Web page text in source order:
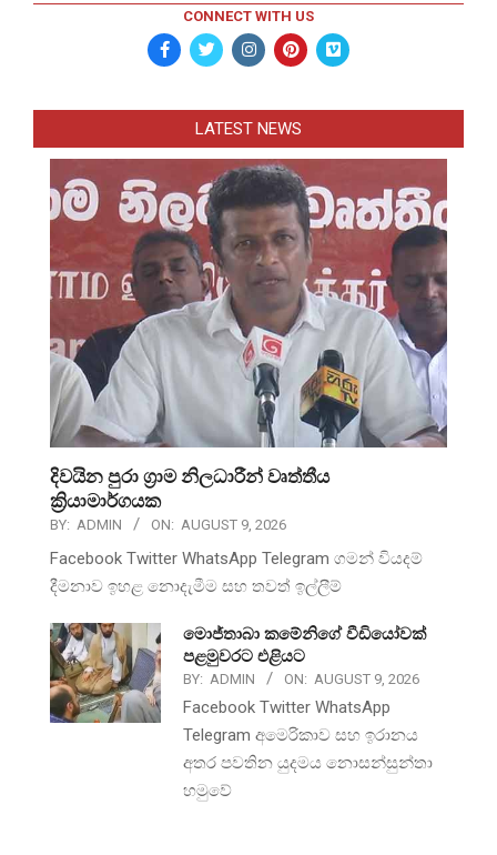
CONNECT WITH US
LATEST NEWS
දිවයින පුරා ග්‍රාම නිලධාරීන් වෘත්තීය
ක්‍රියාමාර්ගයක
BY: ADMIN ON: AUGUST 9, 2026
Facebook Twitter WhatsApp Telegram ගමන් වියදම්
දීමනාව ඉහළ නොදැමීම සහ තවත් ඉල්ලීම්
මොජ්තාබා කමේනිගේ වීඩියෝවක්
පළමුවරට එළියට
BY: ADMIN ON: AUGUST 9, 2026
Facebook Twitter WhatsApp
Telegram අමෙරිකාව සහ ඉරානය
අතර පවතින යුදමය නොසන්සුන්තා
හමුවේ